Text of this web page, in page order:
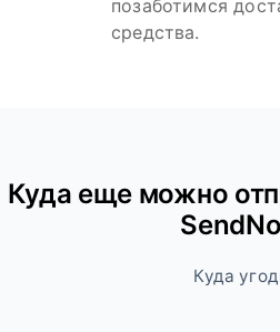
позаботимся
средства.
Куда ещe можно
Куда